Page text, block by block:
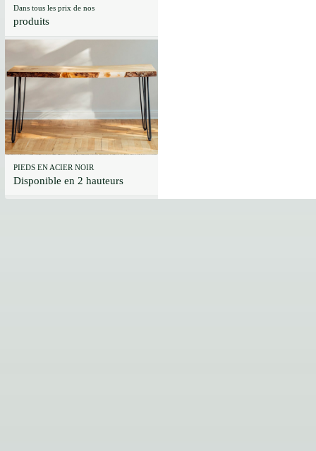
Dans tous les prix de nos
produits
PIEDS EN ACIER NOIR
Disponible en 2 hauteurs